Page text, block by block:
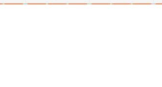
ЗАЧЕРКНУТЫЙВЫРАВНИВАНИЕ
НУМЕРОВАННЫЙ СПИСОК
МАРКИРОВАННЫЙ
ВСТАВИТЬ ССЫЛКУ
ВСТАВИТЬ